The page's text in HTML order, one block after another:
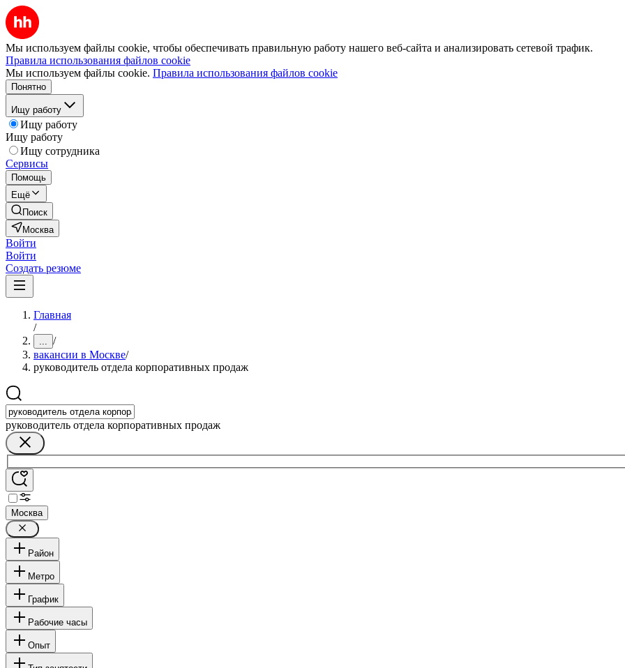
Мы используем файлы cookie, чтобы обеспечивать правильную работу нашего веб-сайта и анализировать сетевой трафик.
Правила использования файлов cookie
Мы используем файлы cookie. Правила использования файлов cookie
Понятно
Ищу работу
Ищу работу
Ищу работу
Ищу сотрудника
Сервисы
Помощь
Ещё
Поиск
Москва
Войти
Войти
Создать резюме
Главная
/
... /
вакансии в Москве/
руководитель отдела корпоративных продаж
руководитель отдела корпоративных продаж
Москва
Район
Метро
График
Рабочие часы
Опыт